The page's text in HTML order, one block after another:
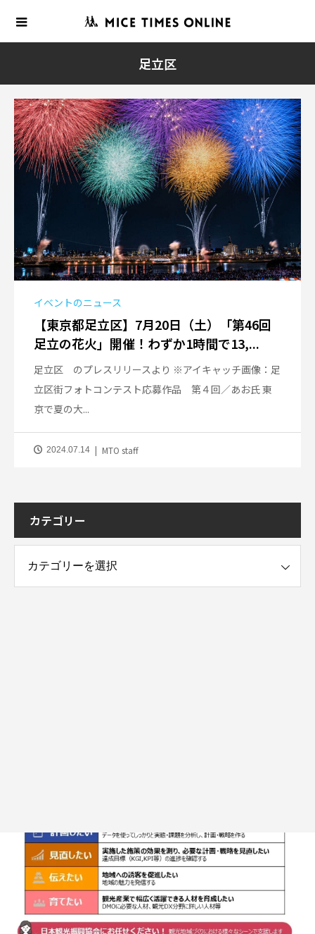
足立区
イベントのニュース
【東京都足立区】7月20日（土）「第46回
足立の花火」開催！わずか1時間で13,...
足立区 のプレスリリースより ※アイキャッチ画像：足
立区街フォトコンテスト応募作品 第４回／あお氏 東
京で夏の大...
2024.07.14 MTO staff
カテゴリー